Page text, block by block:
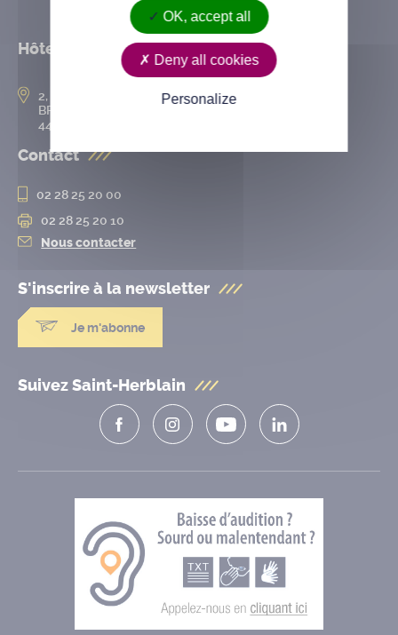
Hôtel de ville
2, rue de l’Hôtel-de-Ville
BP 50167
44802 Saint-Herblain cedex
Contact
02 28 25 20 00
02 28 25 20 10
Nous contacter
S'inscrire à la newsletter
Je m'abonne
Suivez Saint-Herblain
OK, accept all
Deny all cookies
Personalize